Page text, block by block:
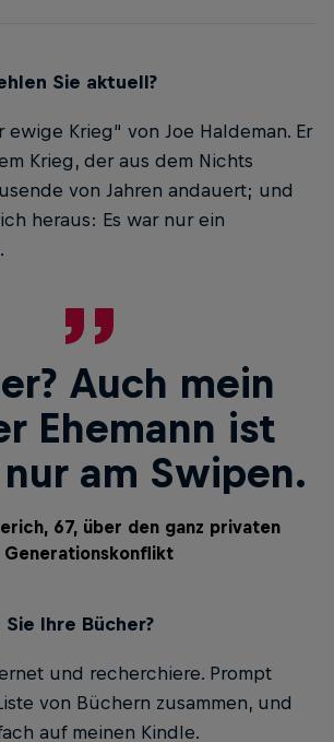
Sie aktuell?
ewige Krieg“ von Joe Haldeman. Er
Krieg, der aus dem Nichts
von Jahren andauert; und
heraus: Es war nur ein
Auch mein
Ehemann ist
am Swipen.
67, über den ganz privaten
Generationskonflikt
Ihre Bücher?
und recherchiere. Prompt
von Büchern zusammen, und
auf meinen Kindle.